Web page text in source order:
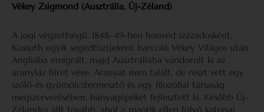
Vékey Zsigmond (Ausztrália, Új-Zéland)
A jogi végzettségű, 1848–49-ben honvéd századosként,
Kossuth egyik segédtisztjeként harcoló Vékey Világos után
Angliába emigrált, majd Ausztráliába vándorolt ki az
aranyláz hírét véve. Aranyat nem talált, de részt vett egy
szőlő-és gyümölcstermesztő és egy filozófiai társaság
megszervezésében, bányagépeket fejlesztett ki. Később Új-
Zélandra állt tovább, ahol a maorik ellen folyó katonai